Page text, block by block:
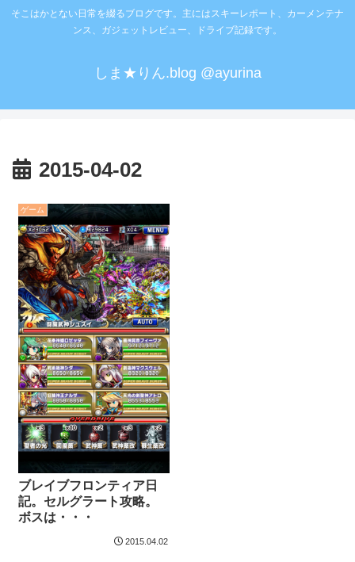
そこはかとない日常を綴るブログです。主にはスキーレポート、カーメンテナ
ンス、ガジェットレビュー、ドライブ記録です。
しま★りん.blog @ayurina
2015-04-02
ゲーム
ブレイブフロンティア日
記。セルグラート攻略。
ボスは・・・
2015.04.02